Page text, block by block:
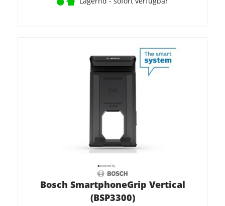
Bosch SmartphoneGrip Vertical
(BSP3300)